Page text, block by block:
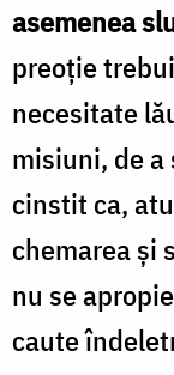
asemenea
preoție
necesitate
misiuni, de a
cinstit ca,
chemarea și
nu se
caute